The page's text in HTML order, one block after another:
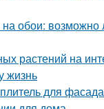
обои: возможно
растений на
жизнь
для